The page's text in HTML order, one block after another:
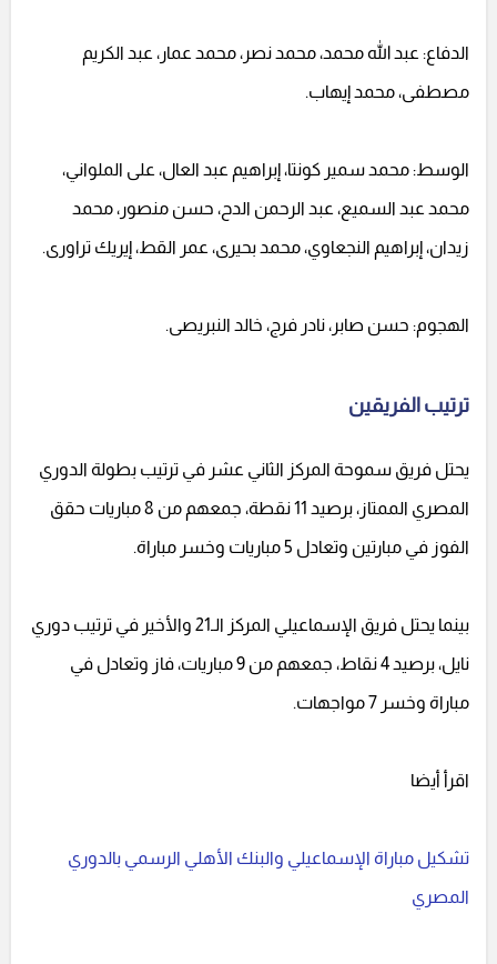
الدفاع: عبد الله محمد، محمد نصر، محمد عمار، عبد الكريم
مصطفى، محمد إيهاب.
الوسط: محمد سمير كونتا، إبراهيم عبد العال، على الملواني،
محمد عبد السميع، عبد الرحمن الدح، حسن منصور، محمد
زيدان، إبراهيم النجعاوي، محمد بحيرى، عمر القط، إيريك تراورى.
الهجوم: حسن صابر، نادر فرج، خالد النبريصى.
ترتيب الفريقين
يحتل فريق سموحة المركز الثاني عشر في ترتيب بطولة الدوري
المصري الممتاز، برصيد 11 نقطة، جمعهم من 8 مباريات حقق
الفوز في مبارتين وتعادل 5 مباريات وخسر مباراة.
بينما يحتل فريق الإسماعيلي المركز الـ21 والأخير في ترتيب دوري
نايل، برصيد 4 نقاط، جمعهم من 9 مباريات، فاز وتعادل في
مباراة وخسر 7 مواجهات.
اقرأ أيضا
تشكيل مباراة الإسماعيلي والبنك الأهلي الرسمي بالدوري
المصري